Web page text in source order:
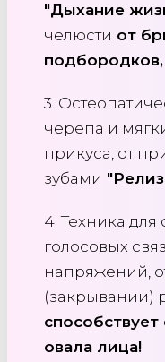
"Дыхание
челюсти от
3.
черепа и
прикуса, от
зубами
4. Техника
голосовых
напряжений,
(закрывании)
овала лица!